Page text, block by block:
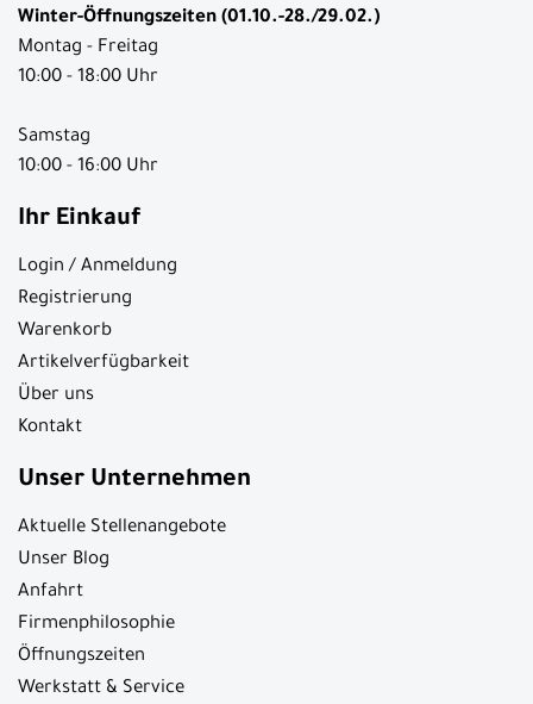
Winter-Öffnungszeiten (01.10.-28./29.02.)
Montag - Freitag
10:00 - 18:00 Uhr
Samstag
10:00 - 16:00 Uhr
Ihr Einkauf
Login / Anmeldung
Registrierung
Warenkorb
Artikelverfügbarkeit
Über uns
Kontakt
Unser Unternehmen
Aktuelle Stellenangebote
Unser Blog
Anfahrt
Firmenphilosophie
Öffnungszeiten
Werkstatt & Service